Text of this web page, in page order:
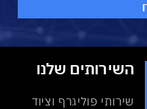
השירותים שלנו
שירותי פוליגרף וציוד